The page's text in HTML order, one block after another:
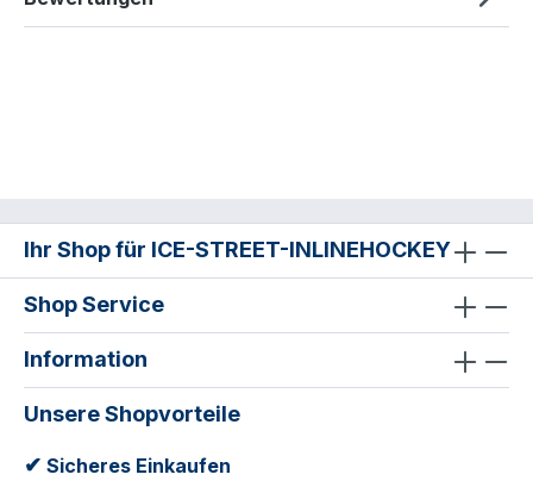
Ihr Shop für ICE-STREET-INLINEHOCKEY
Shop Service
Information
Unsere Shopvorteile
✔ Sicheres Einkaufen